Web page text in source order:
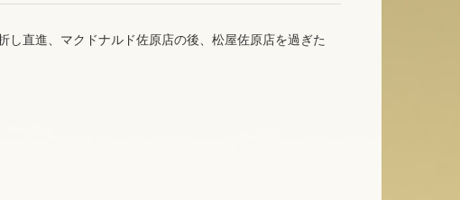
直進、マクドナルド佐原店の後、松屋佐原店を過ぎた